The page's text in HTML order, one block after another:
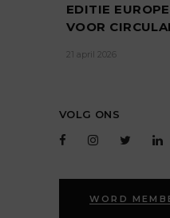
EDITIE
VOOR
21 april 2026
VOLG ONS
WORD